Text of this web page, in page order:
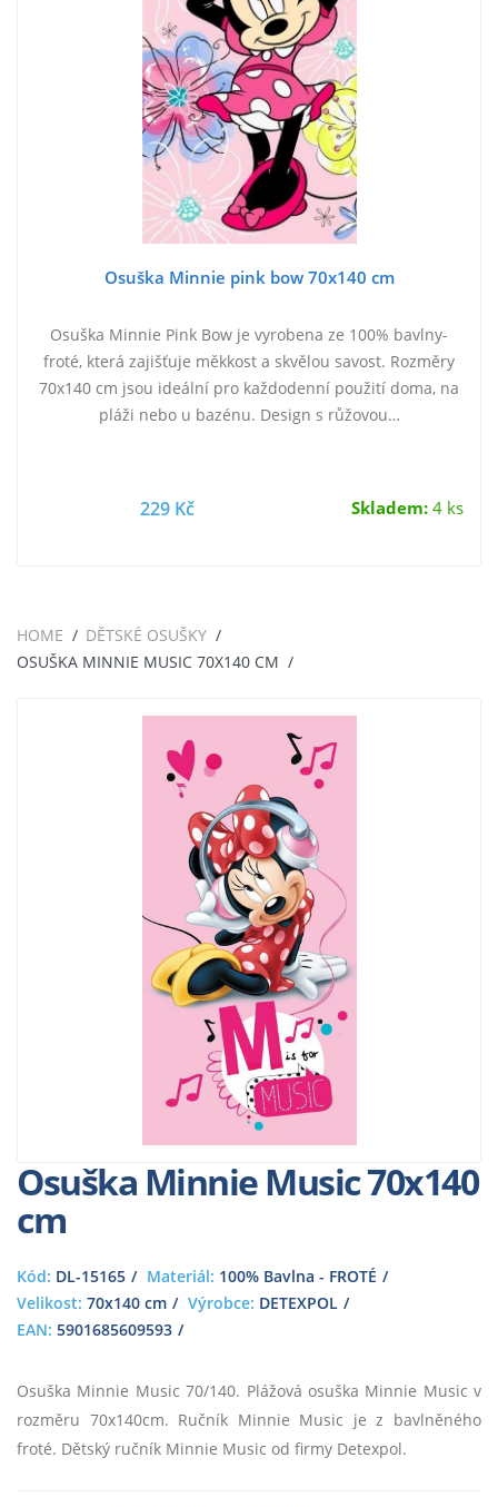
Osuška Minnie pink bow 70x140 cm
Osuška Minnie Pink Bow je vyrobena ze 100% bavlny-
froté, která zajišťuje měkkost a skvělou savost. Rozměry
70x140 cm jsou ideální pro každodenní použití doma, na
pláži nebo u bazénu. Design s růžovou…
229 Kč Skladem:4 ks
HOME
DĚTSKÉ OSUŠKY
OSUŠKA MINNIE MUSIC 70X140 CM
Osuška Minnie Music 70x140
cm
Kód: DL-15165 Materiál: 100% Bavlna - FROTÉ
Velikost: 70x140 cm Výrobce: DETEXPOL
EAN: 5901685609593
Osuška Minnie Music 70/140. Plážová osuška Minnie Music v
rozměru 70x140cm. Ručník Minnie Music je z bavlněného
froté. Dětský ručník Minnie Music od firmy Detexpol.